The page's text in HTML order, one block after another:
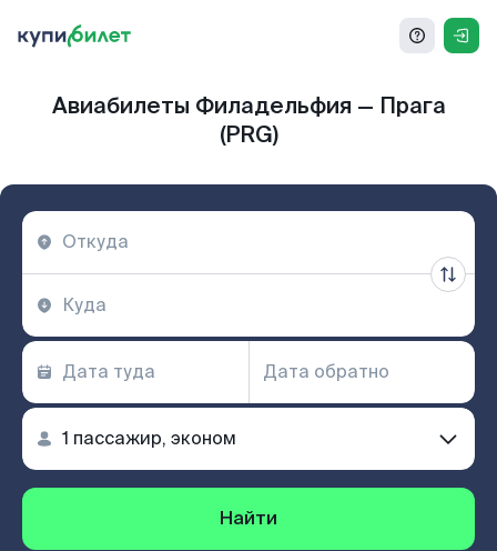
Авиабилеты Филадельфия — Прага
(PRG)
Найти